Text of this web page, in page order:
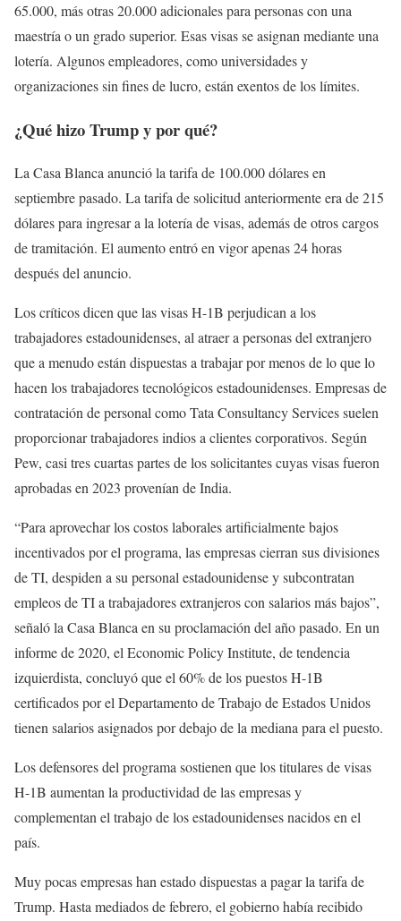
65.000, más otras 20.000 adicionales para personas con una
maestría o un grado superior. Esas visas se asignan mediante una
lotería. Algunos empleadores, como universidades y
organizaciones sin fines de lucro, están exentos de los límites.
¿Qué hizo Trump y por qué?
La Casa Blanca anunció la tarifa de 100.000 dólares en
septiembre pasado. La tarifa de solicitud anteriormente era de 215
dólares para ingresar a la lotería de visas, además de otros cargos
de tramitación. El aumento entró en vigor apenas 24 horas
después del anuncio.
Los críticos dicen que las visas H-1B perjudican a los
trabajadores estadounidenses, al atraer a personas del extranjero
que a menudo están dispuestas a trabajar por menos de lo que lo
hacen los trabajadores tecnológicos estadounidenses. Empresas de
contratación de personal como Tata Consultancy Services suelen
proporcionar trabajadores indios a clientes corporativos. Según
Pew, casi tres cuartas partes de los solicitantes cuyas visas fueron
aprobadas en 2023 provenían de India.
“Para aprovechar los costos laborales artificialmente bajos
incentivados por el programa, las empresas cierran sus divisiones
de TI, despiden a su personal estadounidense y subcontratan
empleos de TI a trabajadores extranjeros con salarios más bajos”,
señaló la Casa Blanca en su proclamación del año pasado. En un
informe de 2020, el Economic Policy Institute, de tendencia
izquierdista, concluyó que el 60% de los puestos H-1B
certificados por el Departamento de Trabajo de Estados Unidos
tienen salarios asignados por debajo de la mediana para el puesto.
Los defensores del programa sostienen que los titulares de visas
H-1B aumentan la productividad de las empresas y
complementan el trabajo de los estadounidenses nacidos en el
país.
Muy pocas empresas han estado dispuestas a pagar la tarifa de
Trump. Hasta mediados de febrero, el gobierno había recibido